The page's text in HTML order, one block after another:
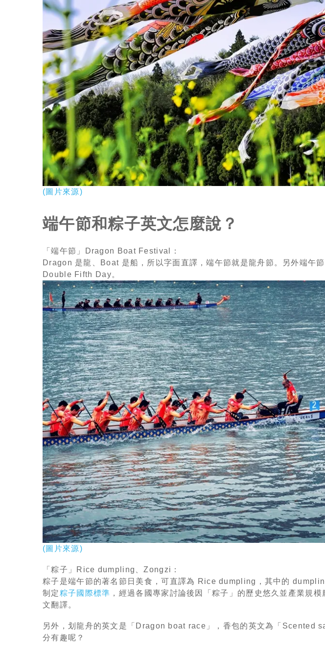
(圖片來源)
端午節和粽子英文怎麼說？
「端午節」Dragon Boat Festival：
Dragon 是龍、Boat 是船，所以字面直譯，端午節就是龍舟節。另外端午
Double Fifth Day。
(圖片來源)
「粽子」Rice dumpling、Zongzi：
粽子是端午節的著名節日美食，可直譯為 Rice dumpling，其中的
制定粽子國際標準 ，經過各國專家討論後因「粽子」的歷史悠久並產業規
文翻譯。
另外，划龍舟的英文是「Dragon boat race」，香包的英文為「Scented
分有趣呢？